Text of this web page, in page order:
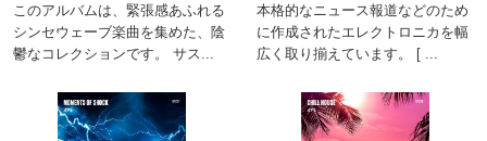
このアルバムは、緊張感あふれる
シンセウェーブ楽曲を集めた、陰
鬱なコレクションです。 サス...
本格的なニュース報道などのため
に作成されたエレクトロニカを幅
広く取り揃えています。 [ ...